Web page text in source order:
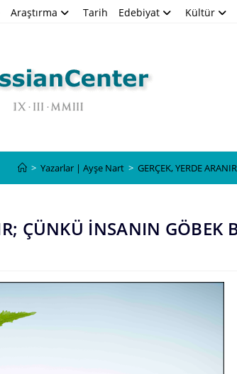
Araştırma Tarih Edebiyat Kültür
> Yazarlar | Ayşe Nart > GERÇEK, YERDE
ÇÜNKÜ İNSANIN GÖBEK